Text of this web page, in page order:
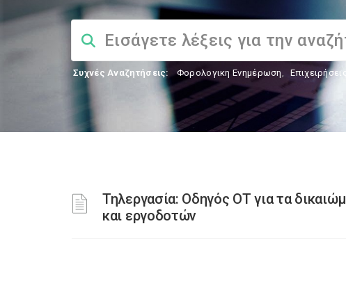
Συχνές Αναζητήσεις: Φορολογικη Ενημέρωση, Επιχειρήσεις
Τηλεργασία: Οδηγός ΟΤ για τα
και εργοδοτών